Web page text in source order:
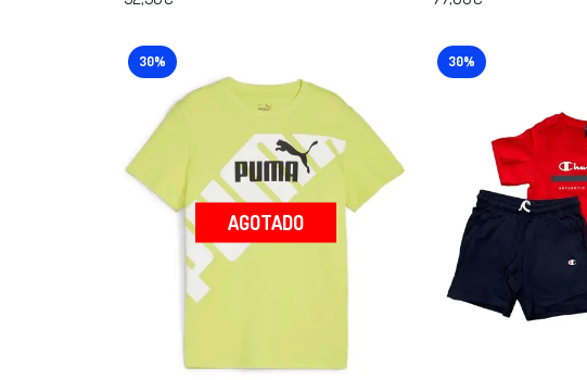
30%
AGOTADO
30%